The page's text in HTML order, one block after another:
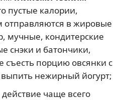
пустые калории,
отправляются в жировые
мучные, кондитерские
снэки и батончики,
съесть порцию овсянки с
нежирный йогурт;
чаще всего